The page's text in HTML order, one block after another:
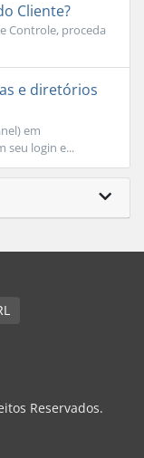
Cliente?
Controle, proceda
e diretórios
em
seu login e...
BRL
Reservados.